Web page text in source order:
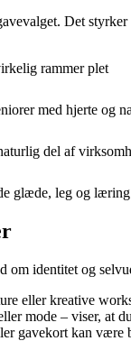
Det
rammer plet
med hjerte og
del af
glæde, leg og læring
om identitet og
eller kreative
mode – viser, at
gavekort kan være